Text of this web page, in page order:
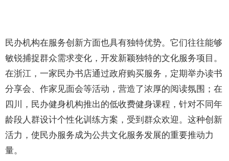
民办机构在服务创新方面也具有独特优势。它们往往能够
敏锐捕捉群众需求变化，开发新颖独特的文化服务项目。
在浙江，一家民办书店通过政府购买服务，定期举办读书
分享会、作家见面会等活动，营造了浓厚的阅读氛围；在
四川，民办健身机构推出的低收费健身课程，针对不同年
龄段人群设计个性化训练方案，受到群众欢迎。这种创新
活力，使民办服务成为公共文化服务发展的重要推动力
量。